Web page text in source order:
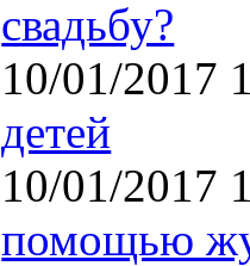
свадьбу?
10/01/2017
детей
10/01/2017
помощью